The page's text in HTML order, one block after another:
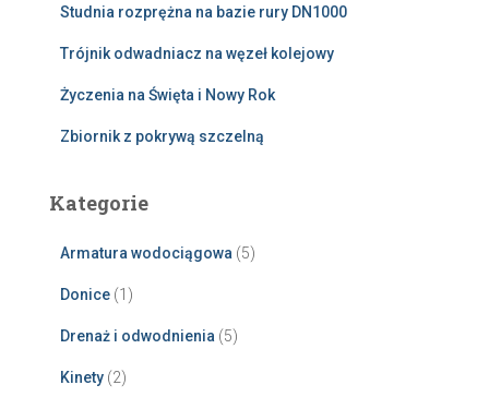
Studnia rozprężna na bazie rury DN1000
Trójnik odwadniacz na węzeł kolejowy
Życzenia na Święta i Nowy Rok
Zbiornik z pokrywą szczelną
Kategorie
Armatura wodociągowa (5)
Donice (1)
Drenaż i odwodnienia (5)
Kinety (2)